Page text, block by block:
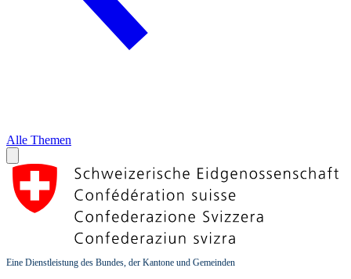
Alle Themen
Eine Dienstleistung des Bundes, der Kantone und Gemeinden